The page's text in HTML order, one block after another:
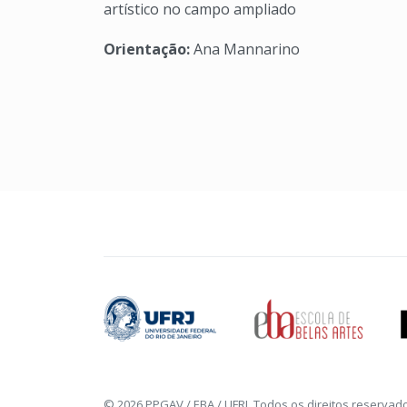
artístico no campo ampliado
Orientação:Ana Mannarino